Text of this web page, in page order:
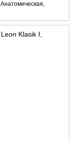
Анатомическая,